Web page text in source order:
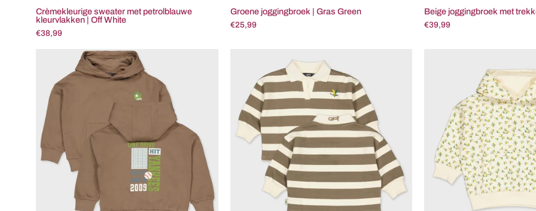
Crèmekleurige sweater met petrolblauwe
kleurvlakken | Off White
€38,99
Groene joggingbroek | Gras Green
€25,99
Beige joggingbroek met
€39,99
Taupekleurige
hoodie
rugprint
Brown
gestreepte
polo
met
lange
mouwen
|
Off
White
Stripe
met
all-
over
print
|
AOP